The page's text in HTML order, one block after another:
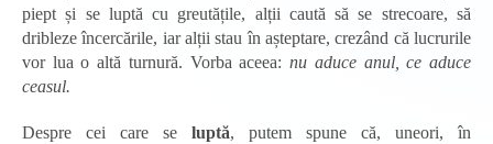
piept și se luptă cu greutățile, alții caută să se strecoare, să
dribleze încercările, iar alții stau în așteptare, crezând că lucrurile
vor lua o altă turnură. Vorba aceea:nu aduce anul,ce aduce
ceasul.
Despre cei care se luptă, putem spune că, uneori, în